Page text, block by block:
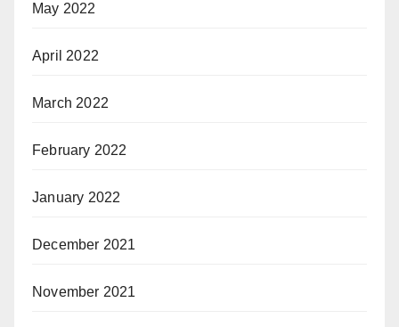
May 2022
April 2022
March 2022
February 2022
January 2022
December 2021
November 2021